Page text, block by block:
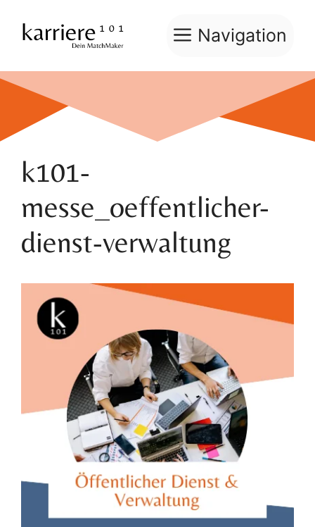
Inhalt
springen
Navigation
k101-
messe_oeffentlicher-
dienst-verwaltung